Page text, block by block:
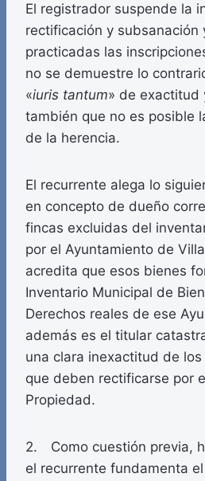
El registrador suspende la
rectificación y subsanación
practicadas las
no se demuestre lo
«iuris tantum» de exactitud
también que no es posible
de la herencia.
El recurrente alega lo
en concepto de dueño
fincas excluidas del
por el Ayuntamiento de
acredita que esos bienes
Inventario Municipal de
Derechos reales de ese
además es el titular
una clara inexactitud de
que deben rectificarse por
Propiedad.
2. Como cuestión previa,
el recurrente fundamenta